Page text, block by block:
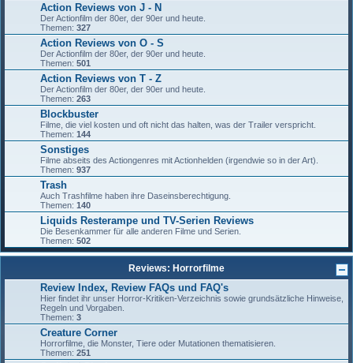
Action Reviews von J - N
Der Actionfilm der 80er, der 90er und heute.
Themen: 327
Action Reviews von O - S
Der Actionfilm der 80er, der 90er und heute.
Themen: 501
Action Reviews von T - Z
Der Actionfilm der 80er, der 90er und heute.
Themen: 263
Blockbuster
Filme, die viel kosten und oft nicht das halten, was der Trailer verspricht.
Themen: 144
Sonstiges
Filme abseits des Actiongenres mit Actionhelden (irgendwie so in der Art).
Themen: 937
Trash
Auch Trashfilme haben ihre Daseinsberechtigung.
Themen: 140
Liquids Resterampe und TV-Serien Reviews
Die Besenkammer für alle anderen Filme und Serien.
Themen: 502
Reviews: Horrorfilme
Review Index, Review FAQs und FAQ's
Hier findet ihr unser Horror-Kritiken-Verzeichnis sowie grundsätzliche Hinweise,
Regeln und Vorgaben.
Themen: 3
Creature Corner
Horrorfilme, die Monster, Tiere oder Mutationen thematisieren.
Themen: 251